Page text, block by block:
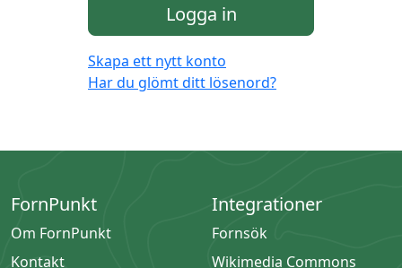
Logga in
Skapa ett nytt konto
Har du glömt ditt lösenord?
FornPunkt
Om FornPunkt
Kontakt
Integrationer
Fornsök
Wikimedia Commons